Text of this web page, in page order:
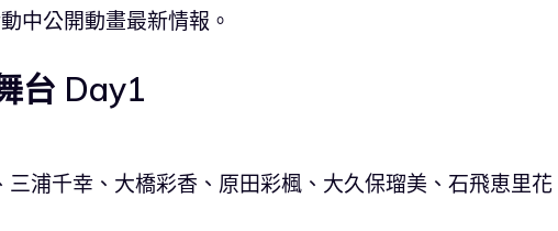
中公開動畫最新情報。
台 Day1
浦千幸、大橋彩香、原田彩楓、大久保瑠美、石飛恵里花